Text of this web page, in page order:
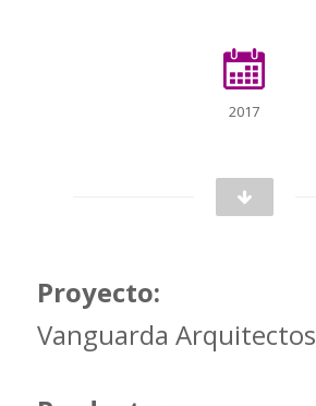
2017
Proyecto:
Vanguarda Arquitectos